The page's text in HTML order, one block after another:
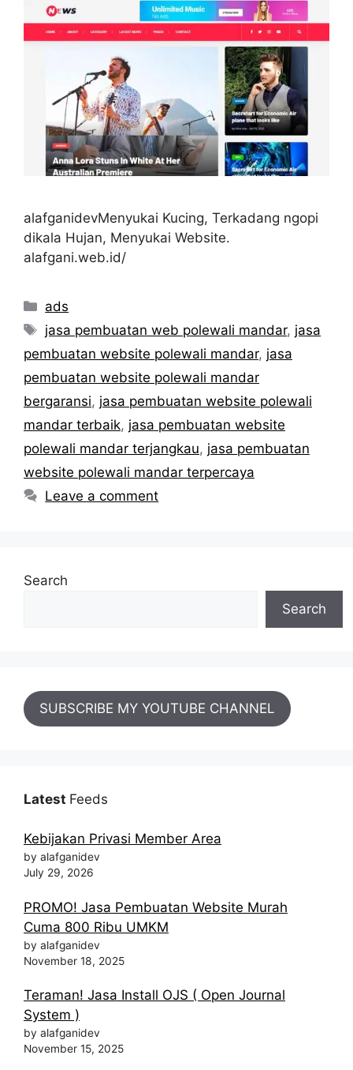
alafganidevMenyukai Kucing, Terkadang ngopi
dikala Hujan, Menyukai Website.
alafgani.web.id/
Categories
ads
Tags
jasa pembuatan web polewali mandar, jasa
pembuatan website polewali mandar, jasa
pembuatan website polewali mandar
bergaransi, jasa pembuatan website polewali
mandar terbaik, jasa pembuatan website
polewali mandar terjangkau, jasa pembuatan
website polewali mandar terpercaya
Leave a comment
Search
Search
SUBSCRIBE MY YOUTUBE CHANNEL
Latest Feeds
Kebijakan Privasi Member Area
by alafganidev
July 29, 2026
PROMO! Jasa Pembuatan Website Murah
Cuma 800 Ribu UMKM
by alafganidev
November 18, 2025
Teraman! Jasa Install OJS ( Open Journal
System )
by alafganidev
November 15, 2025